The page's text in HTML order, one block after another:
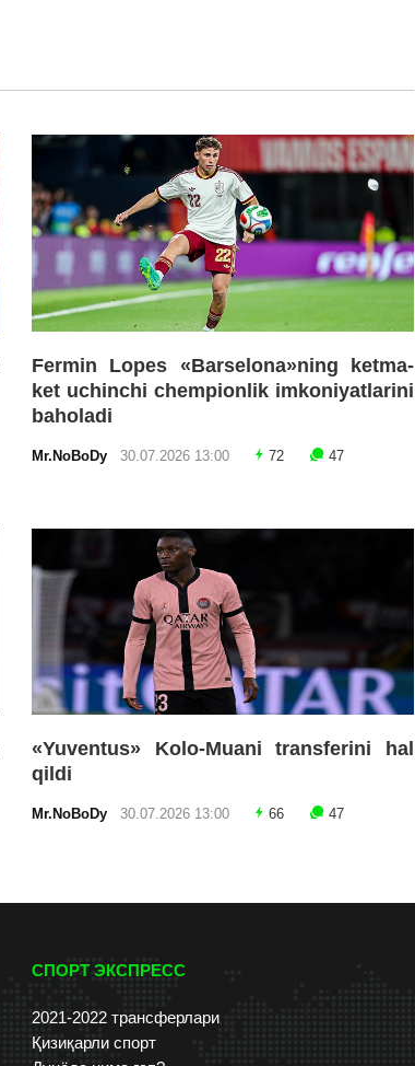
Fermin Lopes «Barselona»ning ketma-
ket uchinchi chempionlik imkoniyatlarini
baholadi
Mr.NoBoDy 30.07.2026 13:00 72 47
«Yuventus» Kolo-Muani transferini hal
qildi
Mr.NoBoDy 30.07.2026 13:00 66 47
СПОРТ ЭКСПРЕСС
2021-2022 трансферлари
Қизиқарли спорт